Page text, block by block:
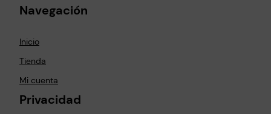
Navegación
Inicio
Tienda
Mi cuenta
Privacidad